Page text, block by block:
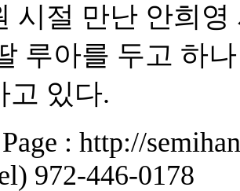
시절 만난 안희
루아를 두고 하
고 있다.
: http://
972-446-0178